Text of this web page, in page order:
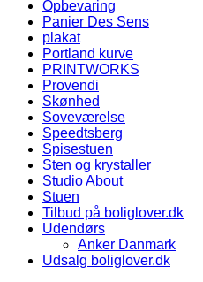
Opbevaring
Panier Des Sens
plakat
Portland kurve
PRINTWORKS
Provendi
Skønhed
Soveværelse
Speedtsberg
Spisestuen
Sten og krystaller
Studio About
Stuen
Tilbud på boliglover.dk
Udendørs
Anker Danmark
Udsalg boliglover.dk